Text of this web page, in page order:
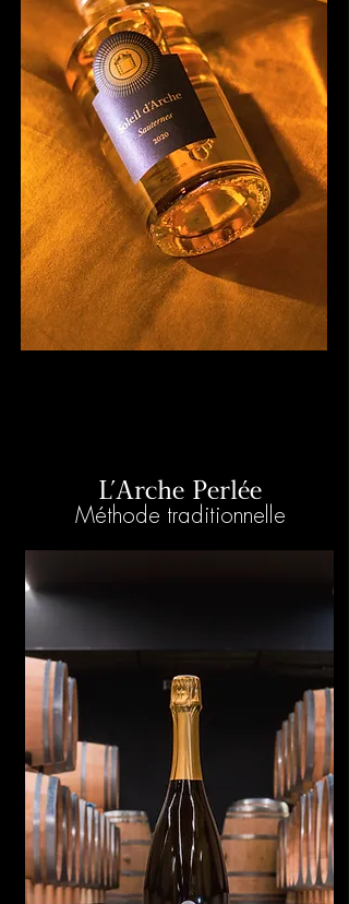
L'Arche Perlée
Méthode traditionnelle